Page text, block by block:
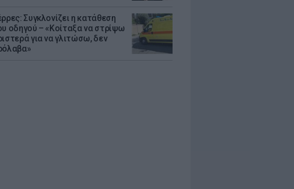
Συγκλονίζει η κατάθεση
οδηγού – «Κοίταξα να στρίψω
για να γλιτώσω, δεν